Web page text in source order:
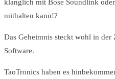
klanglich mit Bose Soundlink
mithalten kann!?
Das Geheimnis steckt wohl in der
Software.
TaoTronics haben es